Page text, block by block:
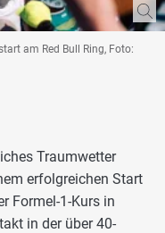
am Red Bull Ring, Foto:
Traumwetter
erfolgreichen Start
Formel-1-Kurs in
in der über 40-